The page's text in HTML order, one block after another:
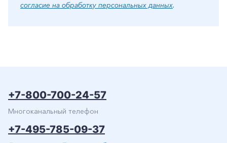
согласие на обработку персональных данных.
+7-800-700-24-57
Многоканальный телефон
+7-495-785-09-37